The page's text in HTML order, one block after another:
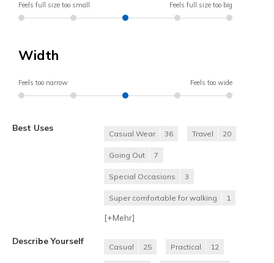
Feels full size too small Feels full size too big
Width
Feels too narrow Feels too wide
Best Uses
Casual Wear 36 Travel 20
Going Out 7
Special Occasions 3
Super comfortable for walking 1
[+Mehr]
Describe Yourself
Casual 25 Practical 12